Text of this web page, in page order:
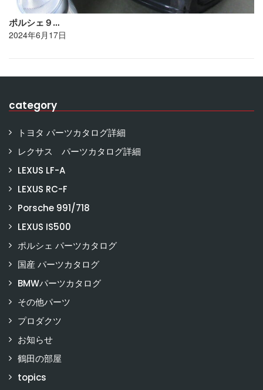
ポルシェ９…
2024年6月17日
category
トヨタ パーツカタログ詳細
レクサス パーツカタログ詳細
LEXUS LF-A
LEXUS RC-F
Porsche 991/718
LEXUS IS500
ポルシェ パーツカタログ
国産 パーツカタログ
BMWパーツカタログ
その他パーツ
プロダクツ
お知らせ
鶴田の部屋
topics